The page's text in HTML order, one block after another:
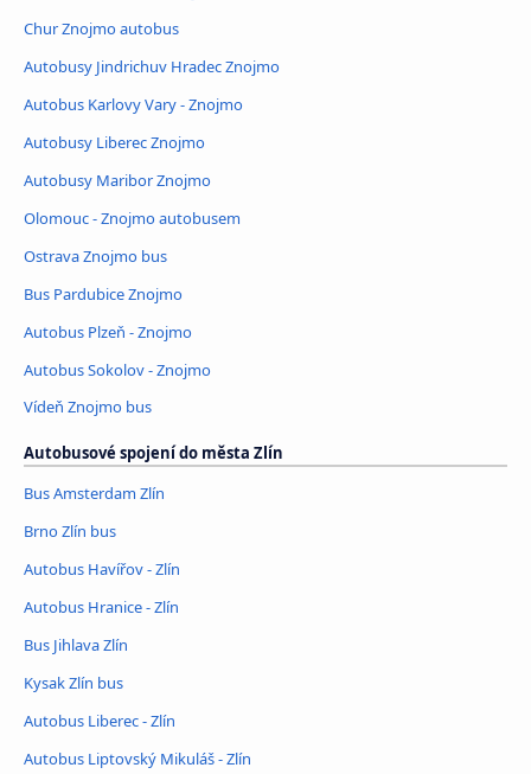
Chur Znojmo autobus
Autobusy Jindrichuv Hradec Znojmo
Autobus Karlovy Vary - Znojmo
Autobusy Liberec Znojmo
Autobusy Maribor Znojmo
Olomouc - Znojmo autobusem
Ostrava Znojmo bus
Bus Pardubice Znojmo
Autobus Plzeň - Znojmo
Autobus Sokolov - Znojmo
Vídeň Znojmo bus
Autobusové spojení do města Zlín
Bus Amsterdam Zlín
Brno Zlín bus
Autobus Havířov - Zlín
Autobus Hranice - Zlín
Bus Jihlava Zlín
Kysak Zlín bus
Autobus Liberec - Zlín
Autobus Liptovský Mikuláš - Zlín